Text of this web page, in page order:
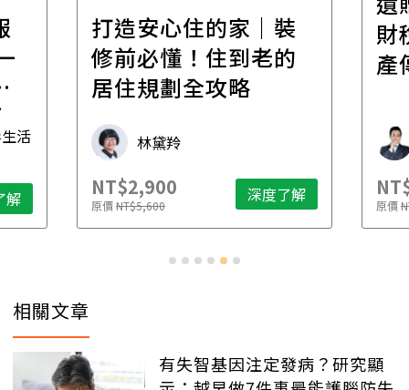
活
解
打造安心住的家｜裝
修前必懂！住到老的
居住規劃全攻略
林黛羚
NT$2,900
原價NT$5,600 深度了解
財
產
原價
相關文章
有失智基因注定發病？研究顯